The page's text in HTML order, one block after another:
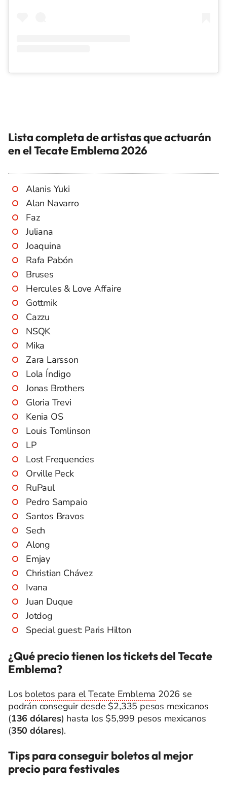
Lista completa de artistas que actuarán
en el Tecate Emblema 2026
Alanis Yuki
Alan Navarro
Faz
Juliana
Joaquina
Rafa Pabón
Bruses
Hercules & Love Affaire
Gottmik
Cazzu
NSQK
Mika
Zara Larsson
Lola Índigo
Jonas Brothers
Gloria Trevi
Kenia OS
Louis Tomlinson
LP
Lost Frequencies
Orville Peck
RuPaul
Pedro Sampaio
Santos Bravos
Sech
Along
Emjay
Christian Chávez
Ivana
Juan Duque
Jotdog
Special guest: Paris Hilton
¿Qué precio tienen los tickets del Tecate
Emblema?
Los boletos para el Tecate Emblema 2026 se
podrán conseguir desde $2,335 pesos mexicanos
(136 dólares) hasta los $5,999 pesos mexicanos
(350 dólares).
Tips para conseguir boletos al mejor
precio para festivales